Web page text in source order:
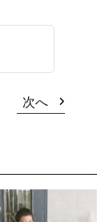
次へ